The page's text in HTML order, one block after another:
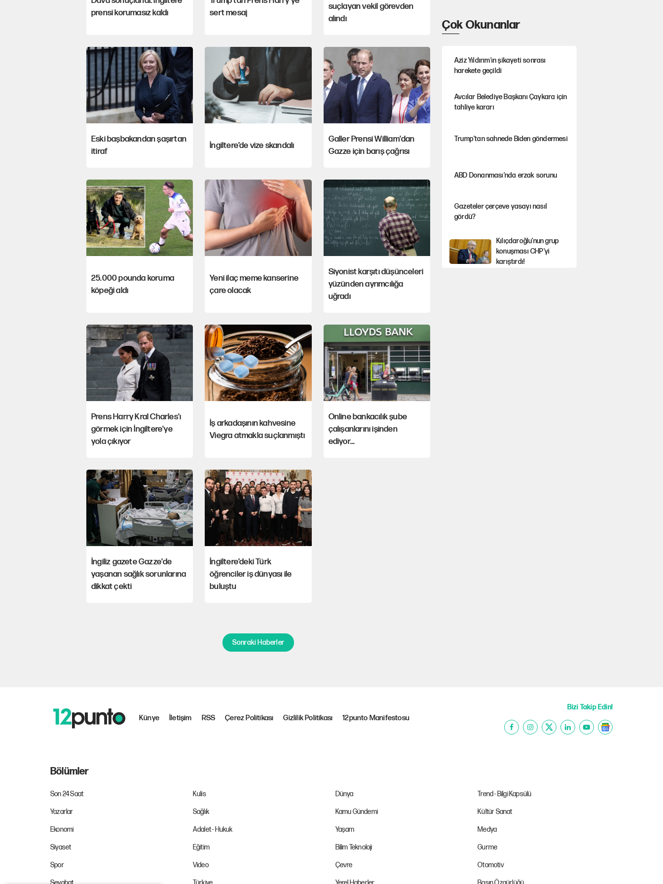
prensi korumasız kaldı
sert mesaj
suçlayan vekil görevden
alındı
Eski başbakandan şaşırtan
itiraf
İngiltere’de vize skandalı
Galler Prensi William'dan
Gazze için barış çağrısı
25.000 pounda koruma
köpeği aldı
Yeni ilaç meme kanserine
çare olacak
Siyonist karşıtı düşünceleri
yüzünden ayrımcılığa
uğradı
Prens Harry Kral Charles'ı
görmek için İngiltere'ye
yola çıkıyor
İş arkadaşının kahvesine
Viegra atmakla suçlanmıştı
Online bankacılık şube
çalışanlarını işinden
ediyor...
İngiliz gazete Gazze'de
yaşanan sağlık sorunlarına
dikkat çekti
İngiltere’deki Türk
öğrenciler iş dünyası ile
buluştu
Sonraki Haberler
Çok Okunanlar
Aziz Yıldırım’ın şikayeti sonrası
harekete geçildi
Avcılar Belediye Başkanı Çaykara için
tahliye kararı
Trump’tan sahnede Biden göndermesi
ABD Donanması’nda erzak sorunu
Gazeteler çerçeve yasayı nasıl
gördü?
Kılıçdaroğlu'nun grup
konuşması CHP'yi
karıştırdı!
Künye İletişim RSS Çerez Politikası Gizlilik Politikası 12punto Manifestosu
Bizi Takip Edin!
Bölümler
Son 24 Saat Kulis Dünya Trend - Bilgi Kapsülü
Yazarlar Sağlık Kamu Gündemi Kültür Sanat
Ekonomi Adalet - Hukuk Yaşam Medya
Siyaset Eğitim Bilim Teknoloji Gurme
Spor Video Çevre Otomotiv